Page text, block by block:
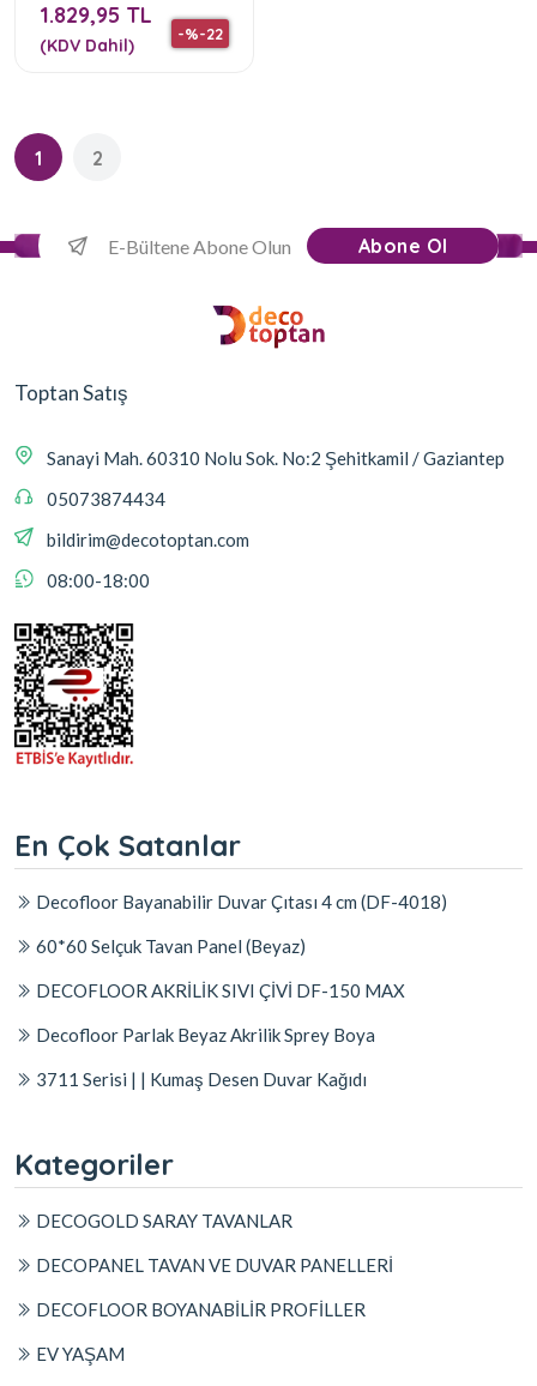
-%-22
1.829,95 TL
(KDV Dahil)
1 2
Abone Ol
Toptan Satış
Sanayi Mah. 60310 Nolu Sok. No:2 Şehitkamil / Gaziantep
05073874434
bildirim@decotoptan.com
08:00-18:00
En Çok Satanlar
Decofloor Bayanabilir Duvar Çıtası 4 cm (DF-4018)
60*60 Selçuk Tavan Panel (Beyaz)
DECOFLOOR AKRİLİK SIVI ÇİVİ DF-150 MAX
Decofloor Parlak Beyaz Akrilik Sprey Boya
3711 Serisi | | Kumaş Desen Duvar Kağıdı
Kategoriler
DECOGOLD SARAY TAVANLAR
DECOPANEL TAVAN VE DUVAR PANELLERİ
DECOFLOOR BOYANABİLİR PROFİLLER
EV YAŞAM